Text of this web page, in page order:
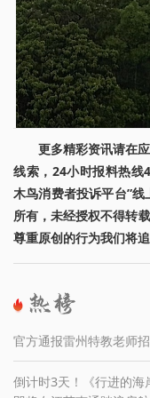
更多精彩资讯请在
线索，24小时报料热线
木鸟消费者投诉平台”
所有，未经授权不得转
尊重原创的行为我们将追
官方通报雷州特教老师
倒计时3天！《行进的海